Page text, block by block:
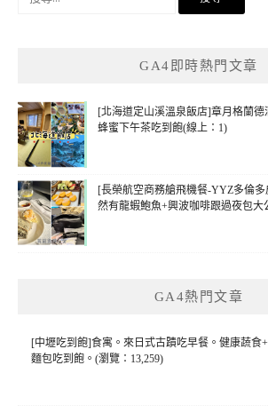
GA4即時熱門文章
[北海道定山溪溫泉飯店]章月格蘭
蜂蜜下午茶吃到飽(線上：1)
[長榮航空商務艙飛機餐-YYZ多倫
然有龍蝦鮑魚+興波咖啡跟過夜包大
GA4熱門文章
[中壢吃到飽]食寓。來日式古蹟吃早餐。健康蔬食
麵包吃到飽。(瀏覽：13,259)